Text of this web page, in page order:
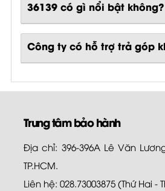
36139có gì nổi bật không?
Công ty có hỗ trợ trả góp
Trung tâm bảo hành
Địa chỉ: 396-396A Lê Văn
TP.HCM.
Liên hệ: 028.73003875 (Thứ Hai -